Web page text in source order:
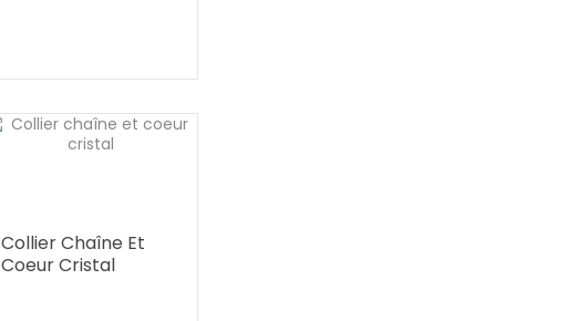
Collier Chaîne Et
Coeur Cristal